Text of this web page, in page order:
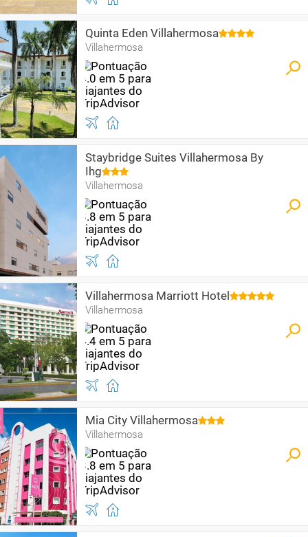
Quinta Eden Villahermosa
Villahermosa
Staybridge Suites Villahermosa By
Ihg
Villahermosa
Villahermosa Marriott Hotel
Villahermosa
Mia City Villahermosa
Villahermosa